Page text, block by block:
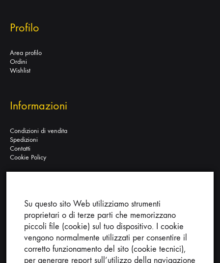
Profilo
Area profilo
Ordini
Wishlist
Informazioni
Condizioni di vendita
Spedizioni
Contatti
Cookie Policy
Ricerca nel sito:
Su questo sito Web utilizziamo strumenti
proprietari o di terze parti che memorizzano
piccoli file (cookie) sul tuo dispositivo. I cookie
vengono normalmente utilizzati per consentire il
corretto funzionamento del sito (cookie tecnici),
per generare report sull’utilizzo della navigazione